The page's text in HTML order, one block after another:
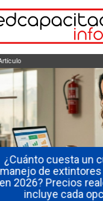
¿Cuánto cuesta un
de extintores
2026? Precios
incluye cada